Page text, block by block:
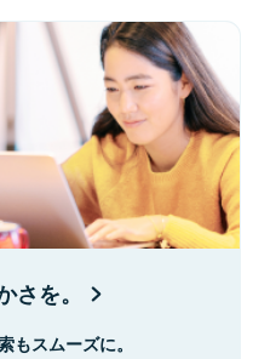
を。
もスムーズに。